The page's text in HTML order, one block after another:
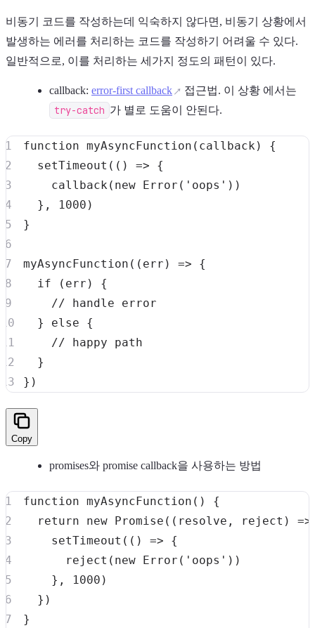
비동기 코드를 작성하는데 익숙하지 않다면, 비동기 상황에서
발생하는 에러를 처리하는 코드를 작성하기 어려울 수 있다.
일반적으로, 이를 처리하는 세가지 정도의 패턴이 있다.
callback: error-first callback 접근법. 이 상황 에서는
try-catch 가 별로 도움이 안된다.
function myAsyncFunction ( callback )
{
setTimeout ( ( ) =>
{
callback ( new Error ( 'oops' ) )
} , 1000 )
}
myAsyncFunction ( ( err ) =>
{
if
( err )
{
// handle error
}
else
{
// happy path
}
} )
Copy
promises와 promise callback을 사용하는 방법
function myAsyncFunction ( )
{
return
new Promise ( ( resolve , reject )
=>
setTimeout ( ( ) =>
{
reject ( new Error ( 'oops' ) )
} , 1000 )
} )
}